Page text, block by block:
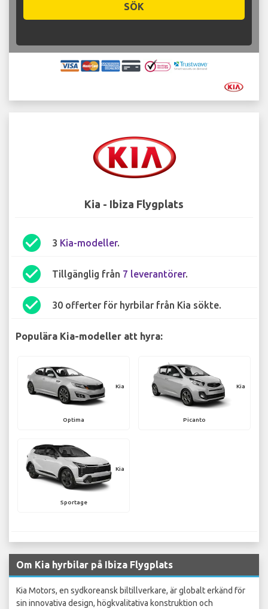
SÖK
Kia - Ibiza Flygplats
check_circle 3 Kia-modeller.
check_circle Tillgänglig från 7 leverantörer.
check_circle 30 offerter för hyrbilar från Kia sökte.
Populära Kia-modeller att hyra:
Kia
Optima
Kia
Picanto
Kia
Sportage
Om Kia hyrbilar på Ibiza Flygplats
Kia Motors, en sydkoreansk biltillverkare, är globalt erkänd för
sin innovativa design, högkvalitativa konstruktion och